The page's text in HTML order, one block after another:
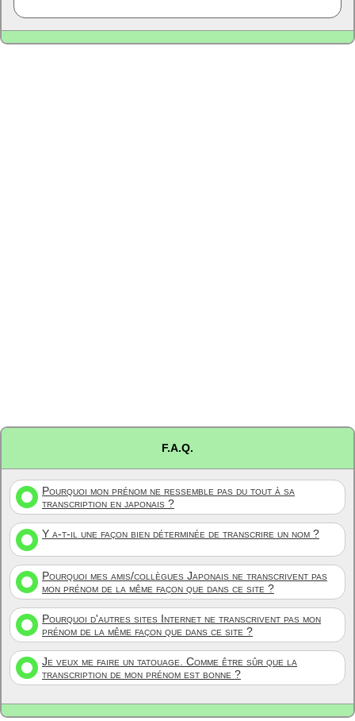
F.A.Q.
Pourquoi mon prénom ne ressemble pas du tout à sa
transcription en japonais ?
Y a-t-il une façon bien déterminée de transcrire un nom ?
Pourquoi mes amis/collègues Japonais ne transcrivent pas
mon prénom de la même façon que dans ce site ?
Pourquoi d'autres sites Internet ne transcrivent pas mon
prénom de la même façon que dans ce site ?
Je veux me faire un tatouage. Comme être sûr que la
transcription de mon prénom est bonne ?